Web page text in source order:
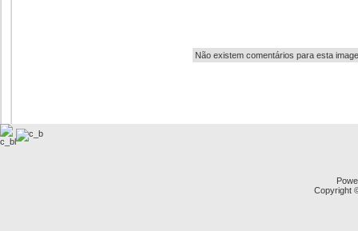
Não existem comentários para esta
Copyright